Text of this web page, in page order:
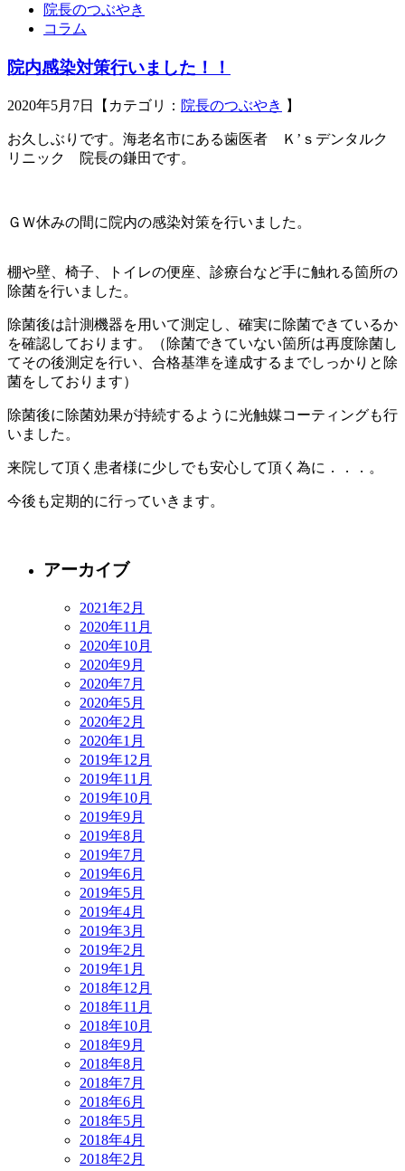
院長のつぶやき
コラム
院内感染対策行いました！！
2020年5月7日【カテゴリ： 院長のつぶやき 】
お久しぶりです。海老名市にある歯医者 Ｋ’ｓデンタルク
リニック 院長の鎌田です。
ＧＷ休みの間に院内の感染対策を行いました。
棚や壁、椅子、トイレの便座、診療台など手に触れる箇所の
除菌を行いました。
除菌後は計測機器を用いて測定し、確実に除菌できているか
を確認しております。（除菌できていない箇所は再度除菌し
てその後測定を行い、合格基準を達成するまでしっかりと除
菌をしております）
除菌後に除菌効果が持続するように光触媒コーティングも行
いました。
来院して頂く患者様に少しでも安心して頂く為に．．．。
今後も定期的に行っていきます。
アーカイブ
2021年2月
2020年11月
2020年10月
2020年9月
2020年7月
2020年5月
2020年2月
2020年1月
2019年12月
2019年11月
2019年10月
2019年9月
2019年8月
2019年7月
2019年6月
2019年5月
2019年4月
2019年3月
2019年2月
2019年1月
2018年12月
2018年11月
2018年10月
2018年9月
2018年8月
2018年7月
2018年6月
2018年5月
2018年4月
2018年2月